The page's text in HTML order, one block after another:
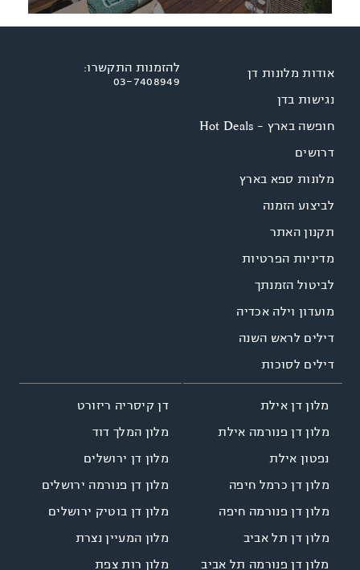
אודות מלונות דן
נגישות בדן
חופשה בארץ - Hot Deals
דרושים
מלונות ספא בארץ
לביצוע הזמנה
תקנון האתר
מדיניות הפרטיות
לביטול הזמנתך
מועדון וילה אכדיה
דילים לראש השנה
דילים לסוכות
מלון דן אילת
מלון דן פנורמה אילת
נפטון אילת
מלון דן כרמל חיפה
מלון דן פנורמה חיפה
מלון דן תל אביב
מלון דן פנורמה תל אביב
דן קיסריה ריזורט
מלון המלך דוד
מלון דן ירושלים
מלון דן פנורמה ירושלים
מלון דן בוטיק ירושלים
מלון המעיין נצרת
מלון רות צפת
להזמנות התקשרו:
03-7408949